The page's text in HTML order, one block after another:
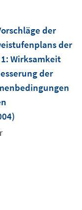
der
der
Wirksamkeit
der